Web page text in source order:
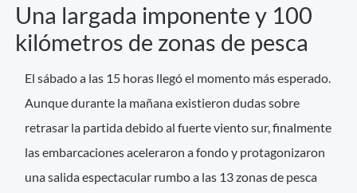
Una largada imponente y 100
kilómetros de zonas de pesca
El sábado a las 15 horas llegó el momento más esperado.
Aunque durante la mañana existieron dudas sobre
retrasar la partida debido al fuerte viento sur, finalmente
las embarcaciones aceleraron a fondo y protagonizaron
una salida espectacular rumbo a las 13 zonas de pesca